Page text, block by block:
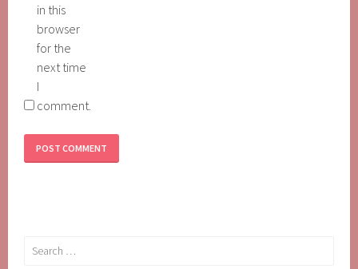
in this
browser
for the
next time
I
comment.
Search